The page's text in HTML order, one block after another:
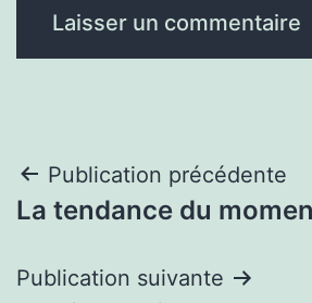
Navigation
de
l’article
Publication précédente
La tendance du
Publication suivante